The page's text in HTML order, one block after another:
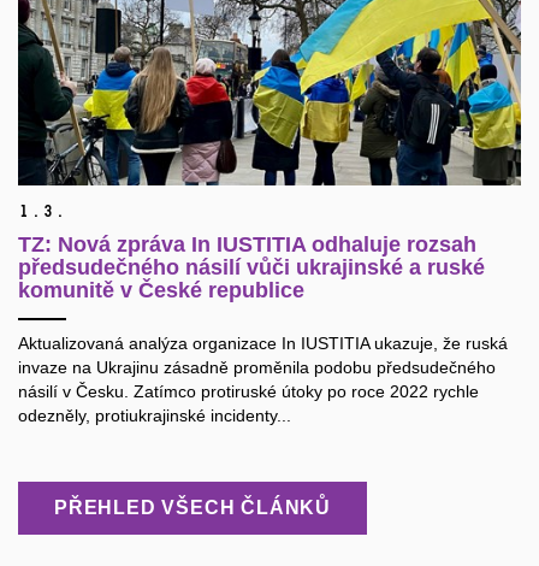
1. 3.
TZ: Nová zpráva In IUSTITIA odhaluje rozsah
předsudečného násilí vůči ukrajinské a ruské
komunitě v České republice
Aktualizovaná analýza organizace In IUSTITIA ukazuje, že ruská
invaze na Ukrajinu zásadně proměnila podobu předsudečného
násilí v Česku. Zatímco protiruské útoky po roce 2022 rychle
odezněly, protiukrajinské incidenty...
PŘEHLED VŠECH ČLÁNKŮ